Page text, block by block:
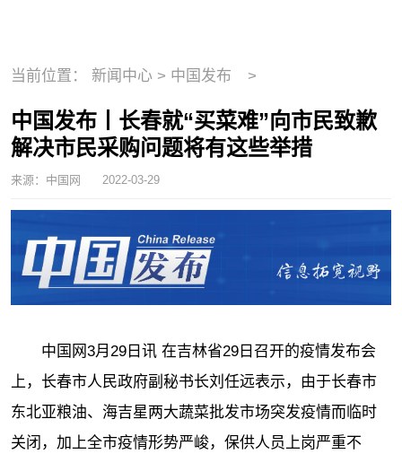
当前位置： 新闻中心 > 中国发布 >
中国发布丨长春就“买菜难”向市民致歉
解决市民采购问题将有这些举措
来源：中国网 2022-03-29
中国网3月29日讯 在吉林省29日召开的疫情发布会
上，长春市人民政府副秘书长刘任远表示，由于长春市
东北亚粮油、海吉星两大蔬菜批发市场突发疫情而临时
关闭，加上全市疫情形势严峻，保供人员上岗严重不